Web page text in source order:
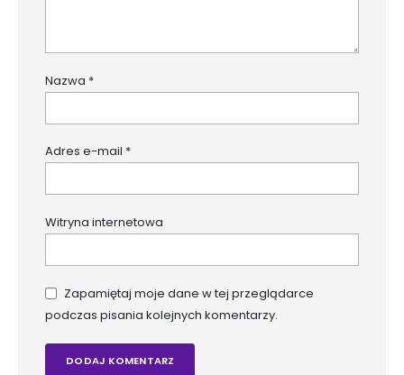
Nazwa *
Adres e-mail *
Witryna internetowa
Zapamiętaj moje dane w tej przeglądarce
podczas pisania kolejnych komentarzy.